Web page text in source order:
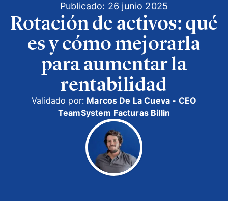
Publicado: 26 junio 2025
Rotación de activos: qué
es y cómo mejorarla
para aumentar la
rentabilidad
Validado por: Marcos De La Cueva - CEO
TeamSystem Facturas Billin